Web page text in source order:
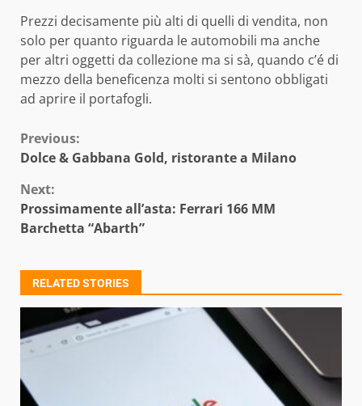
Prezzi decisamente più alti di quelli di vendita, non
solo per quanto riguarda le automobili ma anche
per altri oggetti da collezione ma si sà, quando c’é di
mezzo della beneficenza molti si sentono obbligati
ad aprire il portafogli.
Continue
Previous:
Dolce & Gabbana Gold, ristorante a Milano
Next:
Prossimamente all’asta: Ferrari 166 MM
Barchetta “Abarth”
RELATED STORIES